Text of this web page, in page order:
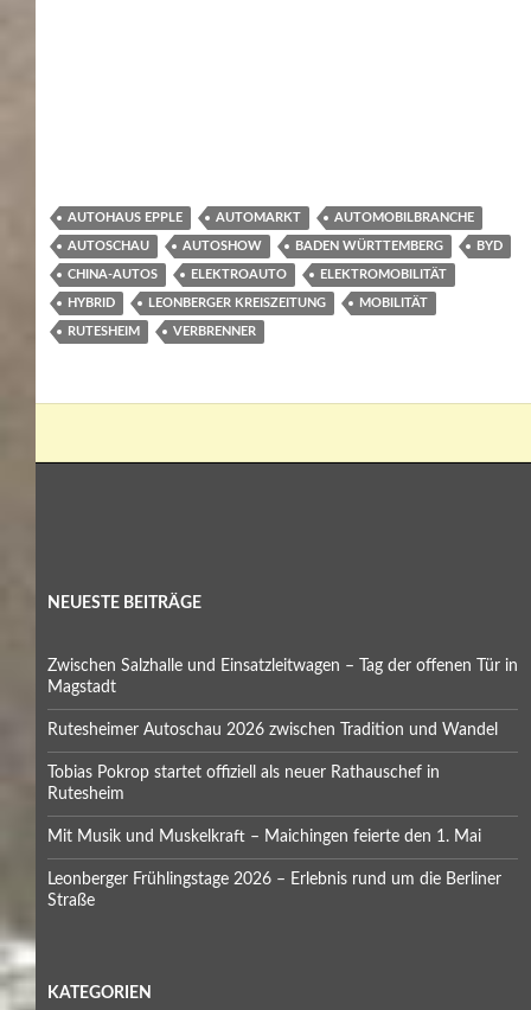
AUTOHAUS EPPLE AUTOMARKT AUTOMOBILBRANCHE
AUTOSCHAU AUTOSHOW BADEN WÜRTTEMBERG BYD
CHINA-AUTOS ELEKTROAUTO ELEKTROMOBILITÄT
HYBRID LEONBERGER KREISZEITUNG MOBILITÄT
RUTESHEIM VERBRENNER
NEUESTE BEITRÄGE
Zwischen Salzhalle und Einsatzleitwagen – Tag der offenen Tür in
Magstadt
Rutesheimer Autoschau 2026 zwischen Tradition und Wandel
Tobias Pokrop startet offiziell als neuer Rathauschef in
Rutesheim
Mit Musik und Muskelkraft – Maichingen feierte den 1. Mai
Leonberger Frühlingstage 2026 – Erlebnis rund um die Berliner
Straße
KATEGORIEN